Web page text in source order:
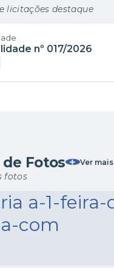
licitações destaque
nº 017/2026
de Fotos
fotos
Ver mais